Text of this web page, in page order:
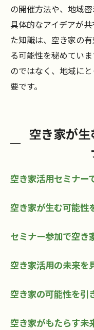
の開催方法や、地域
具体的なアイデアが
た知識は、空き家の
る可能性を秘めてい
のではなく、地域に
要です。
空き家が
空き家活用セミナー
空き家が生む可能性
セミナー参加で空き
空き家活用の未来を
空き家の可能性を引
空き家がもたらす未